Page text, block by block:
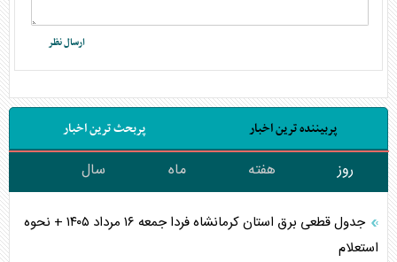
پربیننده ترین اخبار پربحث ترین اخبار
روز هفته ماه سال
جدول قطعی برق استان کرمانشاه فردا جمعه ۱۶ مرداد ۱۴۰۵ + نحوه
استعلام